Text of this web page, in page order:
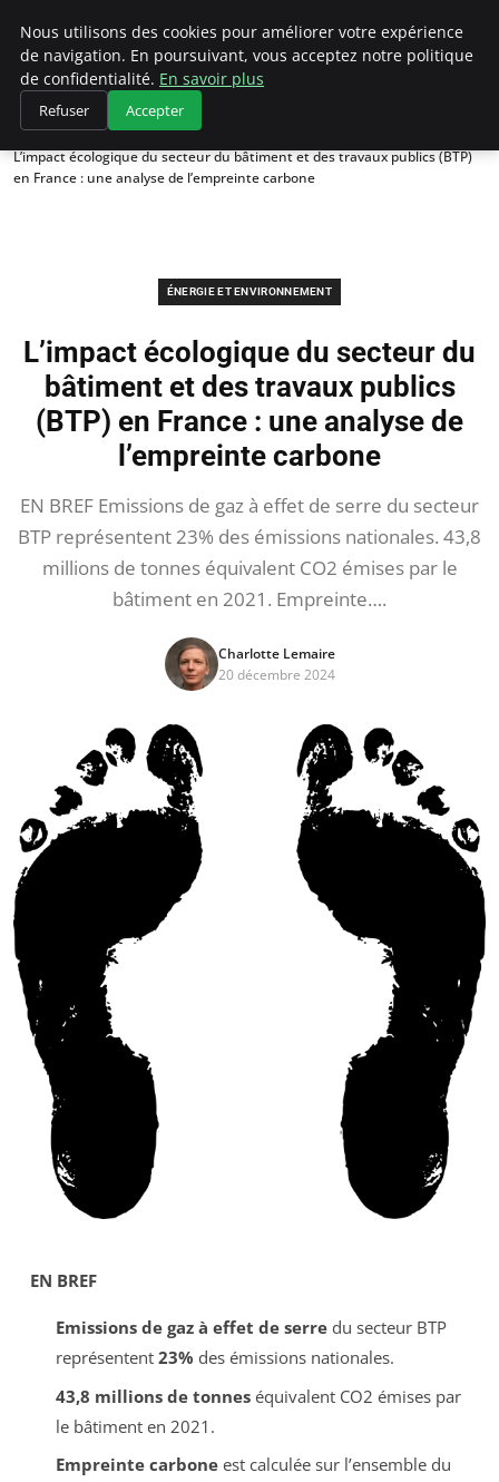
Climategatecountryclub.com
Accueil
Énergie et environnement
L’impact écologique du secteur du bâtiment et des travaux publics (BTP)
en France : une analyse de l’empreinte carbone
ÉNERGIE ET ENVIRONNEMENT
L’impact écologique du secteur du
bâtiment et des travaux publics
(BTP) en France : une analyse de
l’empreinte carbone
EN BREF Emissions de gaz à effet de serre du secteur
BTP représentent 23% des émissions nationales. 43,8
millions de tonnes équivalent CO2 émises par le
bâtiment en 2021. Empreinte….
Charlotte Lemaire
20 décembre 2024
EN BREF
Emissions de gaz à effet de serredu secteur BTP
représentent 23% des émissions nationales.
43,8 millions de tonneséquivalent CO2 émises par
le bâtiment en 2021.
Empreinte carboneest calculée sur l’ensemble du
Nous utilisons des cookies pour améliorer votre expérience
de navigation. En poursuivant, vous acceptez notre politique
de confidentialité. En savoir plus
Refuser Accepter